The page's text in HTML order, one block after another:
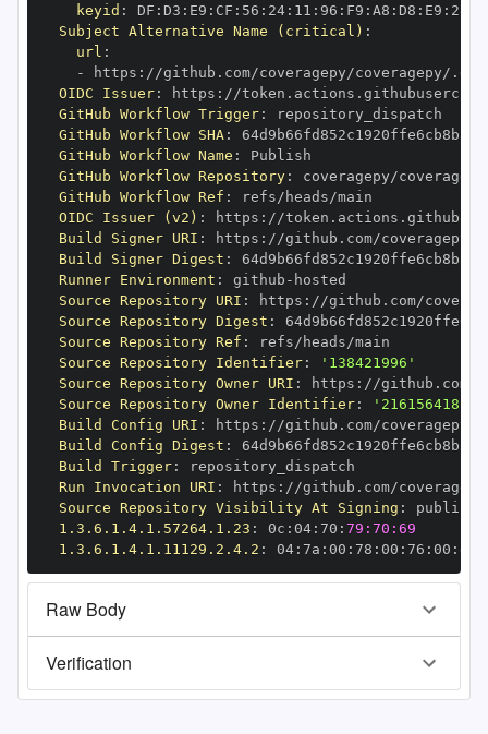
keyid : DF : D3 : E9 : CF : 56 : 24: 11 : 96 : F9 : A8 : D8 : E9 : 28
Subject Alternative Name (critical) :
url :
-
https :
OIDC Issuer: https :
GitHub Workflow Trigger:
GitHub Workflow SHA:
GitHub Workflow Name :
GitHub Workflow Repository:
GitHub Workflow Ref :
OIDC Issuer (v2) : https :
Build Signer URI : https :
Build Signer Digest :
Runner Environment : github -
Source Repository URI : https :
Source Repository Digest :
Source Repository Ref :
Source Repository Identifier:
'138421996'
Source Repository Owner URI : https :
Source Repository Owner Identifier:
'216156418'
Build Config URI : https :
Build Config Digest :
Build Trigger:
Run Invocation URI : https :
Source Repository Visibility At Signing :
1.3.6.1.4.1.57264.1.23 : 0c : 04: 70 : 79:70:69
1.3.6.1.4.1.11129.2.4.2 : 04: 7a : 00 : 78 : 00 : 76 : 00 : dd
Raw Body
Verification